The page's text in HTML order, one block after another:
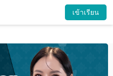
เข้าเรียน